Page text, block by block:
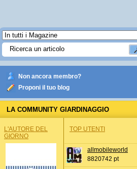
Non ancora membro?
Proponi il tuo blog
LA COMMUNITY GIARDINAGGIO
L'AUTORE DEL
GIORNO
TOP UTENTI
allmobileworld
8820742 pt